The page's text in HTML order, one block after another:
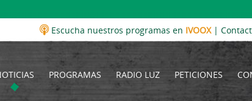
Escucha nuestros programas en IVOOX|
PROGRAMAS RADIO LUZ PETICIONES